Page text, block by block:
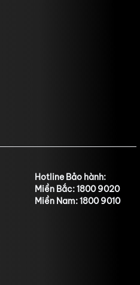
Hotline Bảo hành:
Miền Bắc: 1800 9020
Miền Nam: 1800 9010